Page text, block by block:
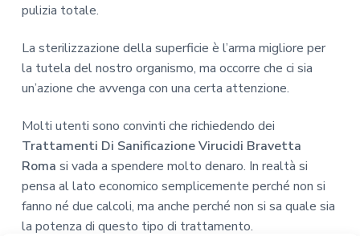
pulizia totale.
La sterilizzazione della superficie è l’arma migliore per
la tutela del nostro organismo, ma occorre che ci sia
un’azione che avvenga con una certa attenzione.
Molti utenti sono convinti che richiedendo dei
Trattamenti Di Sanificazione Virucidi Bravetta
Roma si vada a spendere molto denaro. In realtà si
pensa al lato economico semplicemente perché non si
fanno né due calcoli, ma anche perché non si sa quale sia
la potenza di questo tipo di trattamento.